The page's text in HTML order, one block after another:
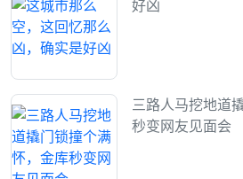
好凶
三路人马挖地道
秒变网友见面会